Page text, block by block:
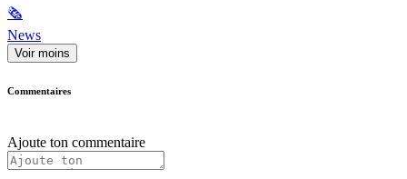
🗞
News
Voir moins
Commentaires
Ajoute ton commentaire